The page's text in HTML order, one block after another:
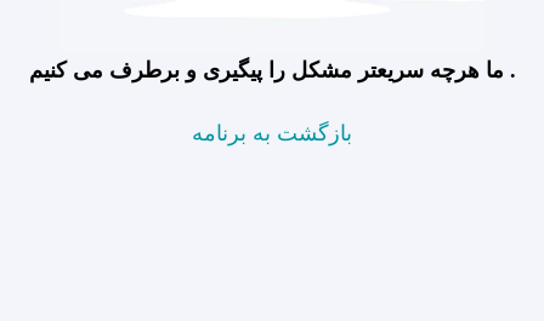
ما هرچه سریعتر مشکل را پیگیری و برطرف می کنیم .
بازگشت به برنامه